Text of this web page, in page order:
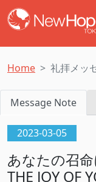
Home 礼拝メッ
Message Note
2023-03-05
あなたの召
THE JOY OF